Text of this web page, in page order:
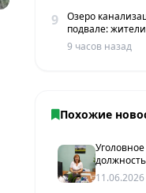
9
Озеро
подвале:
срочных мер
9 часов назад
Похожие
11.06.2026